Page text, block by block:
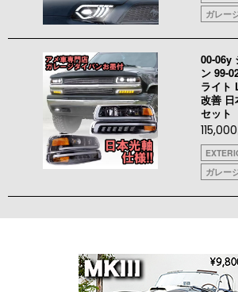
ガレー
00-06y
ン 99-
ライト
改善 日
セット
115,000
ガレー